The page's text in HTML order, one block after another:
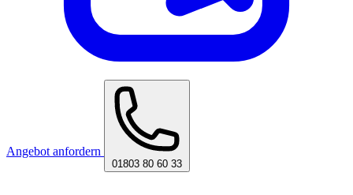
Angebot anfordern
01803 80 60 33